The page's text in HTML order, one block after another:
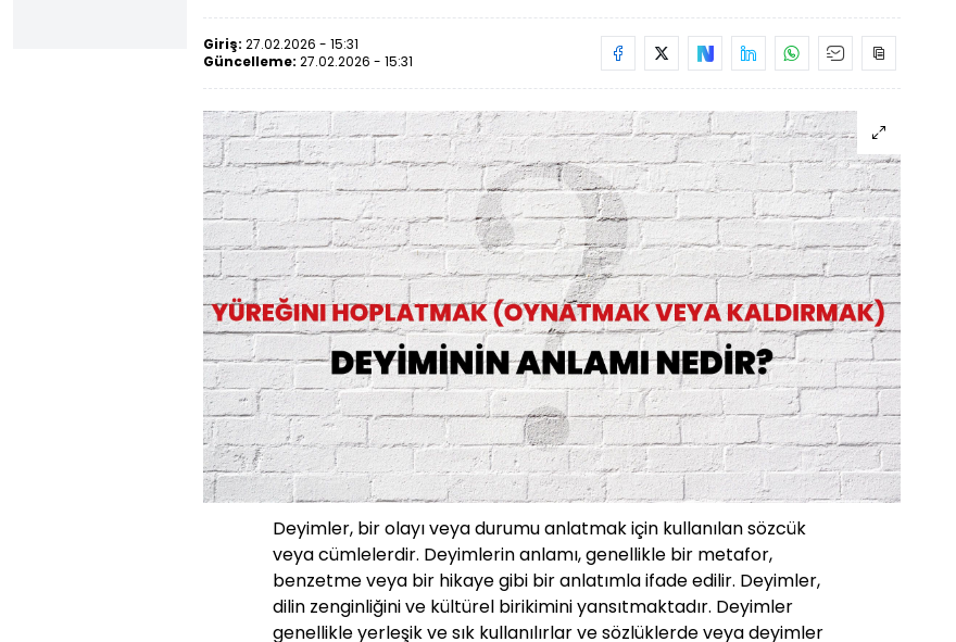
Giriş: 27.02.2026 - 15:31
Güncelleme: 27.02.2026 - 15:31
Deyimler, bir olayı veya durumu anlatmak için kullanılan sözcük
veya cümlelerdir. Deyimlerin anlamı, genellikle bir metafor,
benzetme veya bir hikaye gibi bir anlatımla ifade edilir. Deyimler,
dilin zenginliğini ve kültürel birikimini yansıtmaktadır. Deyimler
genellikle yerleşik ve sık kullanılırlar ve sözlüklerde veya deyimler